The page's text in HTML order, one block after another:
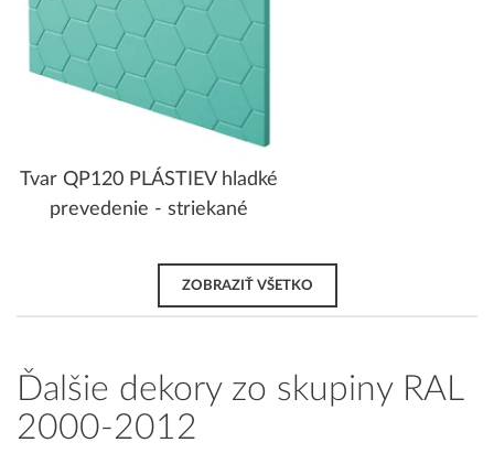
Tvar QP120 PLÁSTIEV hladké
prevedenie - striekané
ZOBRAZIŤ VŠETKO
Ďalšie dekory zo skupiny RAL
2000-2012